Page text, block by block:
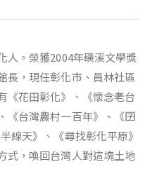
人。榮獲2004年磺溪文學獎
長，現任彰化市、員林社區
《花田彰化》、《懷念老台
《台灣農村一百年》、《囝
線天》、《尋找彰化平原》
式，喚回台灣人對這塊土地